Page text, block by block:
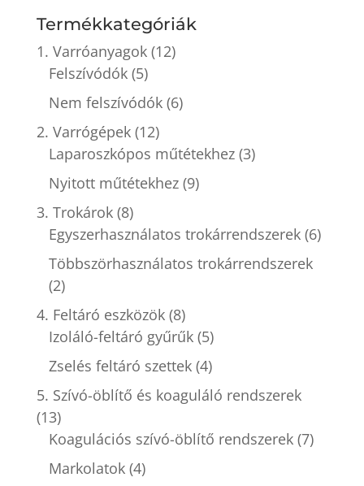
Termékkategóriák
1. Varróanyagok (12)
Felszívódók (5)
Nem felszívódók (6)
2. Varrógépek (12)
Laparoszkópos műtétekhez (3)
Nyitott műtétekhez (9)
3. Trokárok (8)
Egyszerhasználatos trokárrendszerek (6)
Többszörhasználatos trokárrendszerek
(2)
4. Feltáró eszközök (8)
Izoláló-feltáró gyűrűk (5)
Zselés feltáró szettek (4)
5. Szívó-öblítő és koaguláló rendszerek
(13)
Koagulációs szívó-öblítő rendszerek (7)
Markolatok (4)